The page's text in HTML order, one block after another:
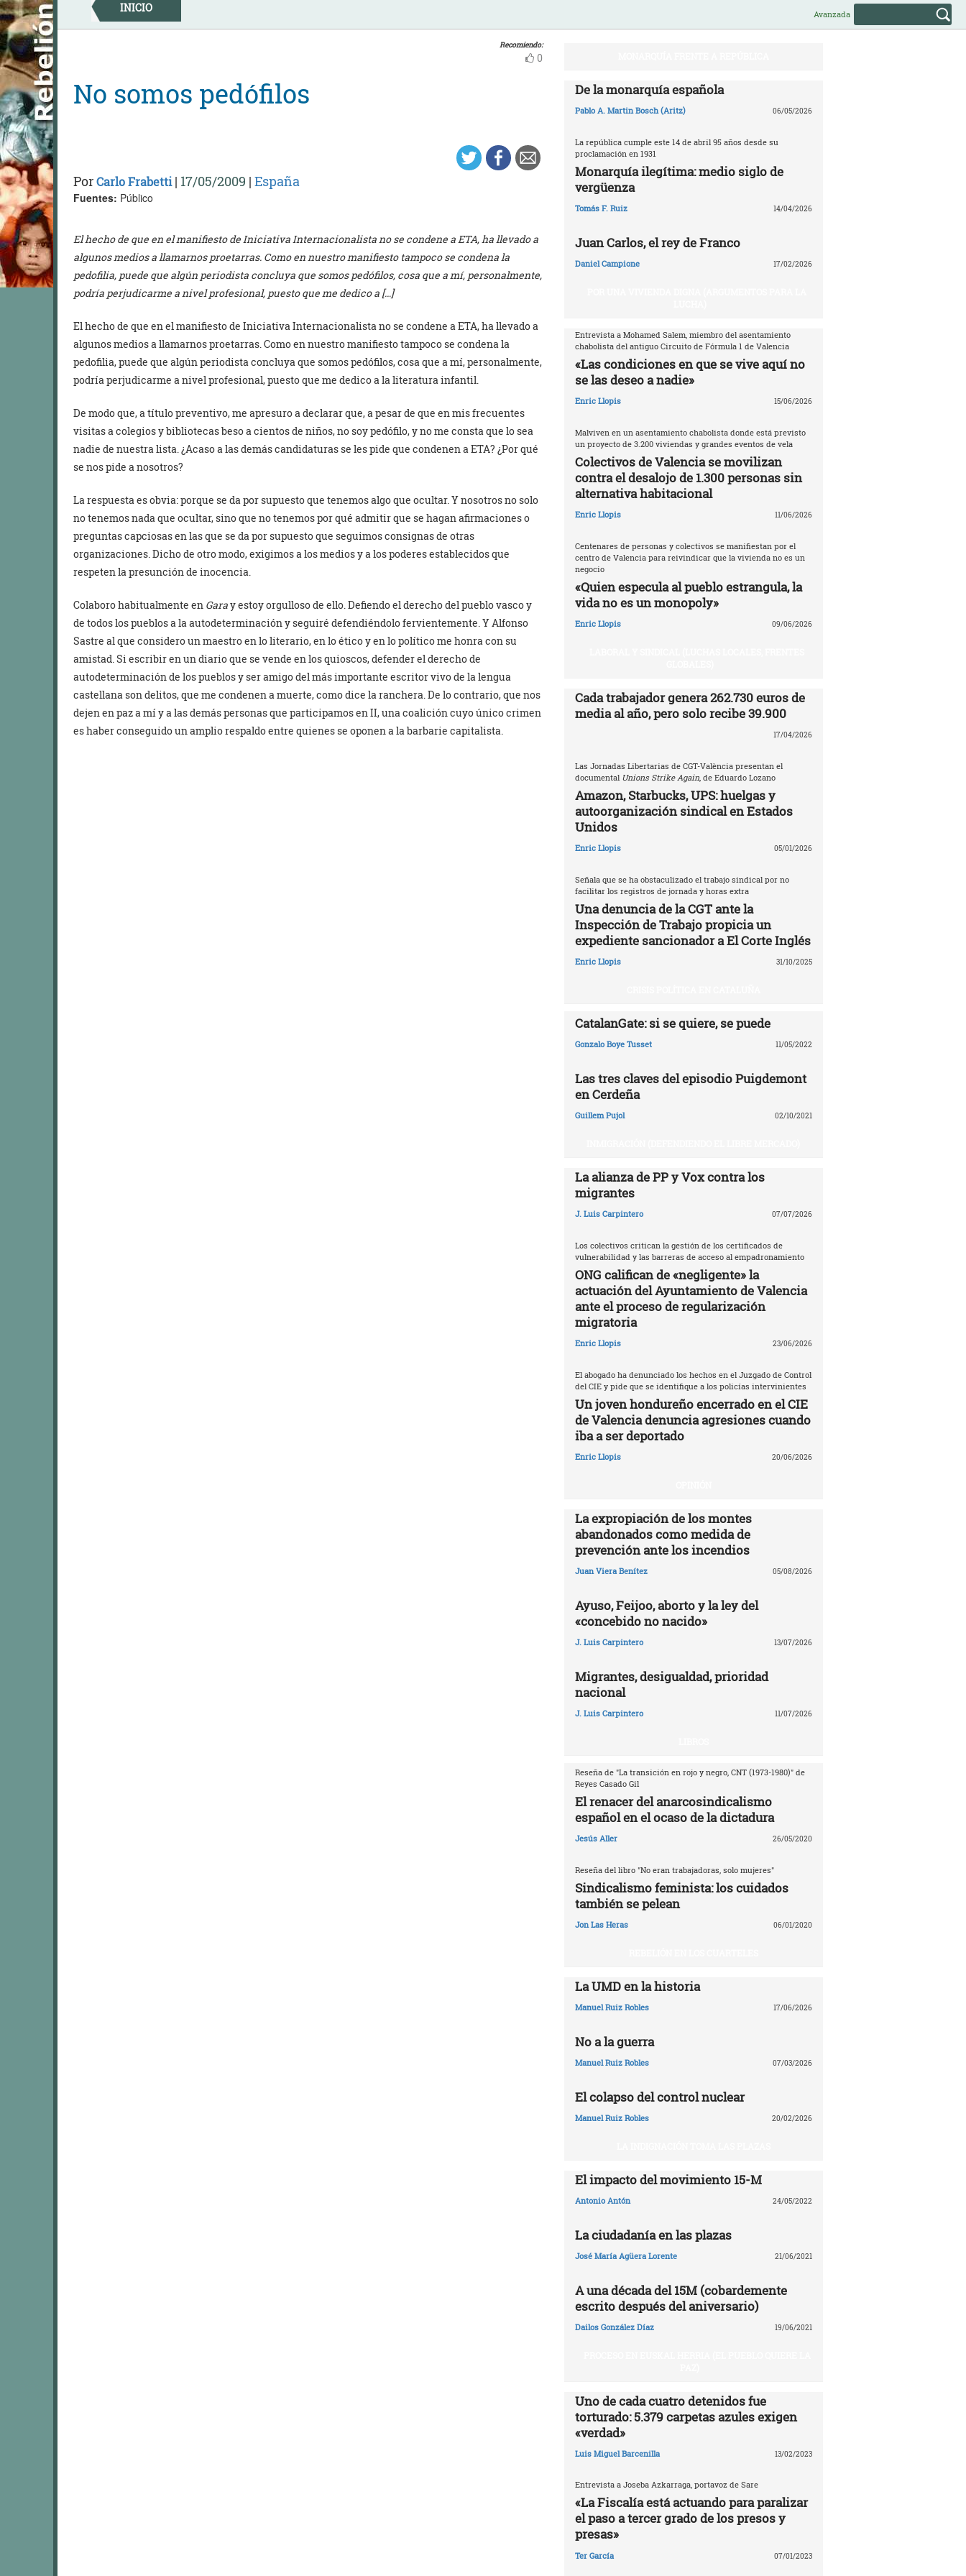
Skip
to
content
INICIO Avanzada
Recomiendo:
0
No somos pedófilos
PorCarlo Frabetti| 17/05/2009 | España
Fuentes: Público
El hecho de que en el manifiesto de Iniciativa Internacionalista no se condene a ETA, ha llevado a
algunos medios a llamarnos proetarras. Como en nuestro manifiesto tampoco se condena la
pedofilia, puede que algún periodista concluya que somos pedófilos, cosa que a mí, personalmente,
podría perjudicarme a nivel profesional, puesto que me dedico a […]
El hecho de que en el manifiesto de Iniciativa Internacionalista no se condene a ETA, ha llevado a
algunos medios a llamarnos proetarras. Como en nuestro manifiesto tampoco se condena la
pedofilia, puede que algún periodista concluya que somos pedófilos, cosa que a mí, personalmente,
podría perjudicarme a nivel profesional, puesto que me dedico a la literatura infantil.
De modo que, a título preventivo, me apresuro a declarar que, a pesar de que en mis frecuentes
visitas a colegios y bibliotecas beso a cientos de niños, no soy pedófilo, y no me consta que lo sea
nadie de nuestra lista. ¿Acaso a las demás candidaturas se les pide que condenen a ETA? ¿Por qué
se nos pide a nosotros?
La respuesta es obvia: porque se da por supuesto que tenemos algo que ocultar. Y nosotros no solo
no tenemos nada que ocultar, sino que no tenemos por qué admitir que se hagan afirmaciones o
preguntas capciosas en las que se da por supuesto que seguimos consignas de otras
organizaciones. Dicho de otro modo, exigimos a los medios y a los poderes establecidos que
respeten la presunción de inocencia.
Colaboro habitualmente en Garay estoy orgulloso de ello. Defiendo el derecho del pueblo vasco y
de todos los pueblos a la autodeterminación y seguiré defendiéndolo fervientemente. Y Alfonso
Sastre al que considero un maestro en lo literario, en lo ético y en lo político me honra con su
amistad. Si escribir en un diario que se vende en los quioscos, defender el derecho de
autodeterminación de los pueblos y ser amigo del más importante escritor vivo de la lengua
castellana son delitos, que me condenen a muerte, como dice la ranchera. De lo contrario, que nos
dejen en paz a mí y a las demás personas que participamos en II, una coalición cuyo único crimen
es haber conseguido un amplio respaldo entre quienes se oponen a la barbarie capitalista.
De la monarquía española
Pablo A. Martin Bosch (Aritz) 06/05/2026
La república cumple este 14 de abril 95 años desde su
proclamación en 1931
Monarquía ilegítima: medio siglo de
vergüenza
Tomás F. Ruiz 14/04/2026
Juan Carlos, el rey de Franco
Daniel Campione 17/02/2026
Entrevista a Mohamed Salem, miembro del asentamiento
chabolista del antiguo Circuito de Fórmula 1 de Valencia
«Las condiciones en que se vive aquí no
se las deseo a nadie»
Enric Llopis 15/06/2026
Malviven en un asentamiento chabolista donde está previsto
un proyecto de 3.200 viviendas y grandes eventos de vela
Colectivos de Valencia se movilizan
contra el desalojo de 1.300 personas sin
alternativa habitacional
Enric Llopis 11/06/2026
Centenares de personas y colectivos se manifiestan por el
centro de Valencia para reivindicar que la vivienda no es un
negocio
«Quien especula al pueblo estrangula, la
vida no es un monopoly»
Enric Llopis 09/06/2026
Cada trabajador genera 262.730 euros de
media al año, pero solo recibe 39.900
17/04/2026
Las Jornadas Libertarias de CGT-València presentan el
documental Unions Strike Again, de Eduardo Lozano
Amazon, Starbucks, UPS: huelgas y
autoorganización sindical en Estados
Unidos
Enric Llopis 05/01/2026
Señala que se ha obstaculizado el trabajo sindical por no
facilitar los registros de jornada y horas extra
Una denuncia de la CGT ante la
Inspección de Trabajo propicia un
expediente sancionador a El Corte Inglés
Enric Llopis 31/10/2025
CatalanGate: si se quiere, se puede
Gonzalo Boye Tusset 11/05/2022
Las tres claves del episodio Puigdemont
en Cerdeña
Guillem Pujol 02/10/2021
La alianza de PP y Vox contra los
migrantes
J. Luis Carpintero 07/07/2026
Los colectivos critican la gestión de los certificados de
vulnerabilidad y las barreras de acceso al empadronamiento
ONG califican de «negligente» la
actuación del Ayuntamiento de Valencia
ante el proceso de regularización
migratoria
Enric Llopis 23/06/2026
El abogado ha denunciado los hechos en el Juzgado de Control
del CIE y pide que se identifique a los policías intervinientes
Un joven hondureño encerrado en el CIE
de Valencia denuncia agresiones cuando
iba a ser deportado
Enric Llopis 20/06/2026
La expropiación de los montes
abandonados como medida de
prevención ante los incendios
Juan Viera Benítez 05/08/2026
Ayuso, Feijoo, aborto y la ley del
«concebido no nacido»
J. Luis Carpintero 13/07/2026
Migrantes, desigualdad, prioridad
nacional
J. Luis Carpintero 11/07/2026
Reseña de "La transición en rojo y negro, CNT (1973-1980)" de
Reyes Casado Gil
El renacer del anarcosindicalismo
español en el ocaso de la dictadura
Jesús Aller 26/05/2020
Reseña del libro "No eran trabajadoras, solo mujeres"
Sindicalismo feminista: los cuidados
también se pelean
Jon Las Heras 06/01/2020
La UMD en la historia
Manuel Ruiz Robles 17/06/2026
No a la guerra
Manuel Ruiz Robles 07/03/2026
El colapso del control nuclear
Manuel Ruiz Robles 20/02/2026
El impacto del movimiento 15-M
Antonio Antón 24/05/2022
La ciudadanía en las plazas
José María Agüera Lorente 21/06/2021
A una década del 15M (cobardemente
escrito después del aniversario)
Dailos González Díaz 19/06/2021
Uno de cada cuatro detenidos fue
torturado: 5.379 carpetas azules exigen
«verdad»
Luis Miguel Barcenilla 13/02/2023
Entrevista a Joseba Azkarraga, portavoz de Sare
«La Fiscalía está actuando para paralizar
el paso a tercer grado de los presos y
presas»
Ter García 07/01/2023